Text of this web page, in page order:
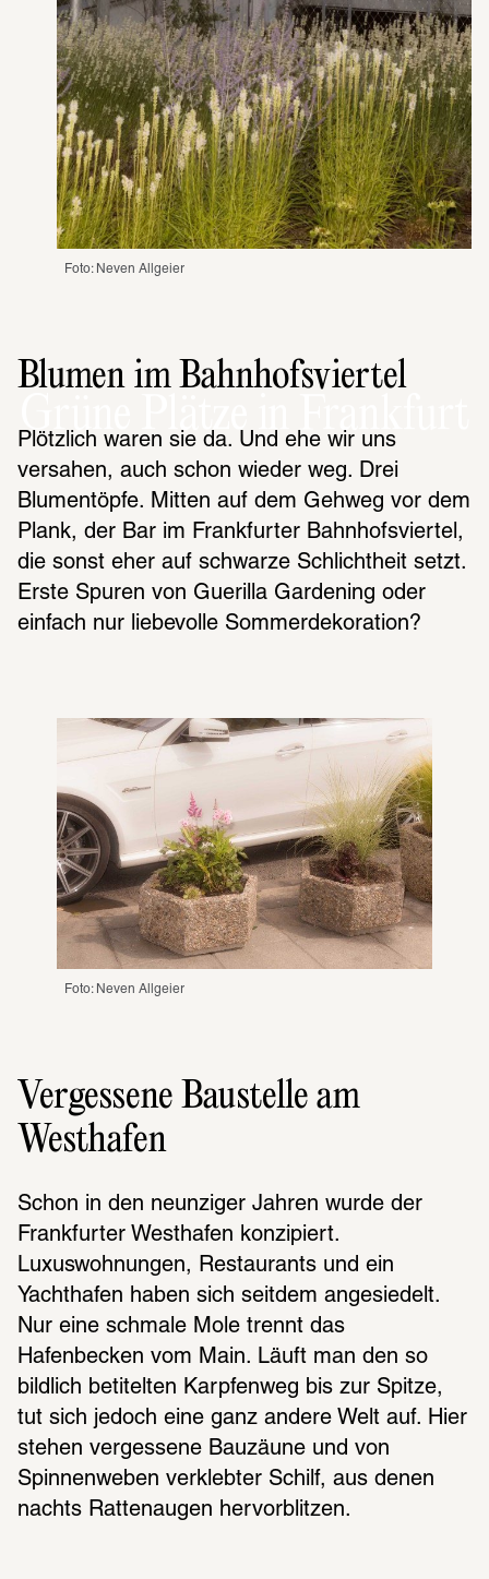
Grüne Plätze in Frankfurt
Foto: Neven Allgeier
Blumen im Bahnhofsviertel
Plötzlich waren sie da. Und ehe wir uns
versahen, auch schon wieder weg. Drei
Blumentöpfe. Mitten auf dem Gehweg vor dem
Plank, der Bar im Frankfurter Bahnhofsviertel,
die sonst eher auf schwarze Schlichtheit setzt.
Erste Spuren von Guerilla Gardening oder
einfach nur liebevolle Sommerdekoration?
Foto: Neven Allgeier
Vergessene Baustelle am
Westhafen
Schon in den neunziger Jahren wurde der
Frankfurter Westhafen konzipiert.
Luxuswohnungen, Restaurants und ein
Yachthafen haben sich seitdem angesiedelt.
Nur eine schmale Mole trennt das
Hafenbecken vom Main. Läuft man den so
bildlich betitelten Karpfenweg bis zur Spitze,
tut sich jedoch eine ganz andere Welt auf. Hier
stehen vergessene Bauzäune und von
Spinnenweben verklebter Schilf, aus denen
nachts Rattenaugen hervorblitzen.